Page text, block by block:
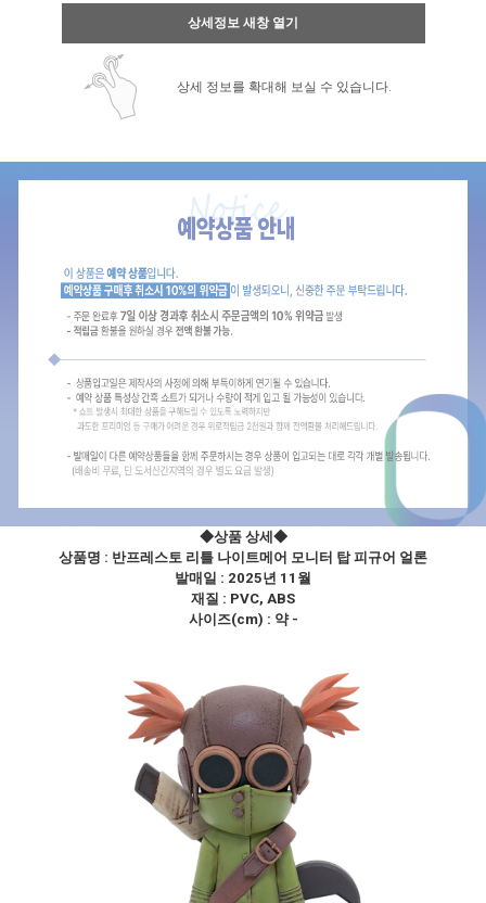
상세정보 새창 열기
상세 정보를 확대해 보실 수 있습니다.
◆상품 상세◆
상품명 : 반프레스토 리틀 나이트메어 모니터 탑 피규어 얼론
발매일 : 2025년 11월
재질 : PVC, ABS
사이즈(cm) : 약 -